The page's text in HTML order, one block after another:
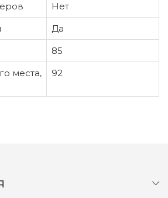
Нет
Да
85
места,
92